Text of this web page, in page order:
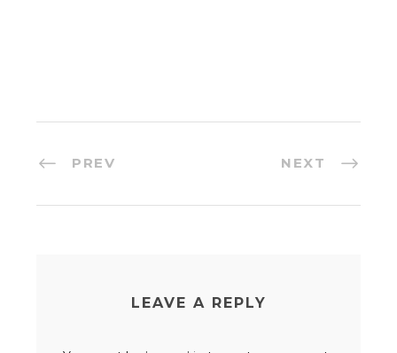
PREV NEXT
LEAVE A REPLY